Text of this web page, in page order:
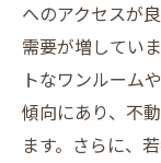
へのアクセスが
需要が増してい
トなワンルーム
傾向にあり、不
ます。さらに、